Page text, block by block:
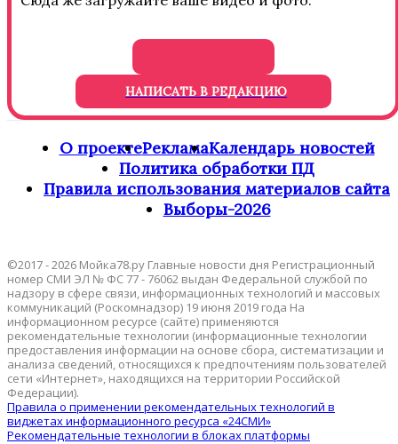
НАПИСАТЬ В РЕДАКЦИЮ
О проектеРекламаКалендарь новостей
Политика обработки ПД
Правила использования материалов сайта
Выборы-2026
©2017 - 2026 Мойка78.ру Главные новости дня Регистрационный
номер СМИ ЭЛ № ФС 77 - 76062 выдан Федеральной службой по
надзору в сфере связи, информационных технологий и массовых
коммуникаций (Роскомнадзор) 19 июня 2019 года На
информационном ресурсе (сайте) применяются
рекомендательные технологии (информационные технологии
предоставления информации на основе сбора, систематизации и
анализа сведений, относящихся к предпочтениям пользователей
сети «Интернет», находящихся на территории Российской
Федерации).
Правила о применении рекомендательных технологий в
виджетах информационного ресурса «24СМИ»
Рекомендательные технологии в блоках платформы